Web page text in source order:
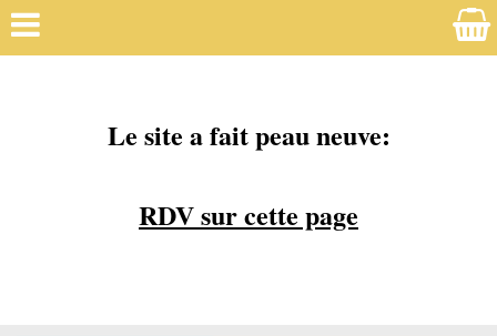
Le site a fait peau neuve:
RDV sur cette page